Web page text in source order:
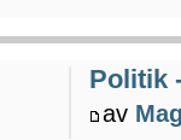
Politik
av